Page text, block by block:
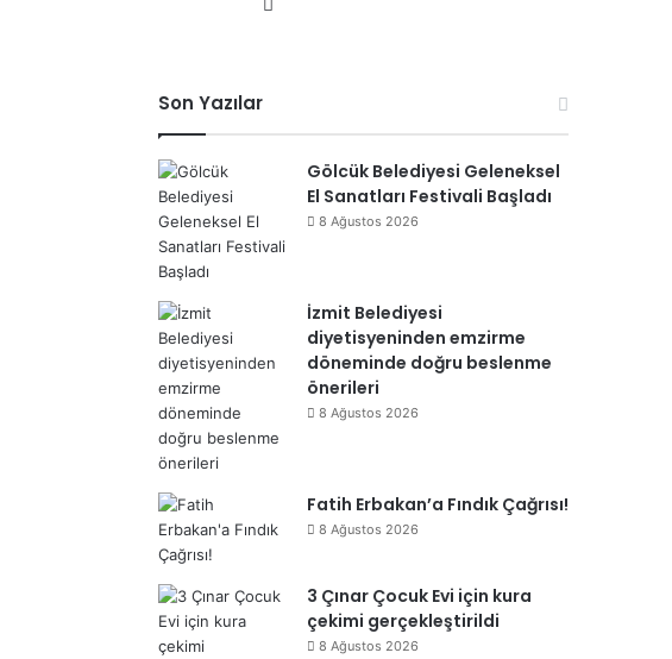
Son Yazılar
Gölcük Belediyesi Geleneksel
El Sanatları Festivali Başladı
8 Ağustos 2026
İzmit Belediyesi
diyetisyeninden emzirme
döneminde doğru beslenme
önerileri
8 Ağustos 2026
Fatih Erbakan’a Fındık Çağrısı!
8 Ağustos 2026
3 Çınar Çocuk Evi için kura
çekimi gerçekleştirildi
8 Ağustos 2026